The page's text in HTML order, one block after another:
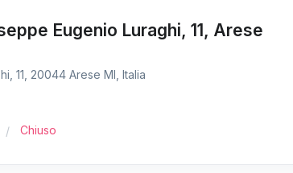
Eugenio Luraghi, 11, Arese
11, 20044 Arese MI, Italia
Chiuso